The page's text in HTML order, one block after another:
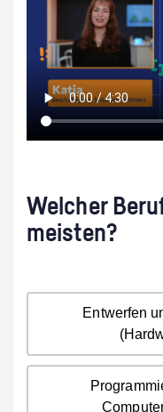
Welcher
meisten?